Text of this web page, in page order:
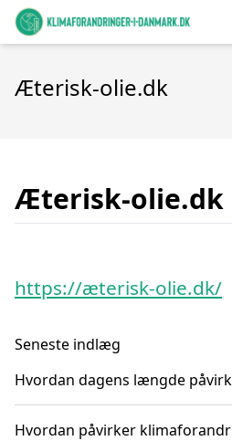
Æterisk-olie.dk
Æterisk-olie.dk
https://æterisk-olie.dk/
Seneste indlæg
Hvordan dagens længde
Hvordan påvirker